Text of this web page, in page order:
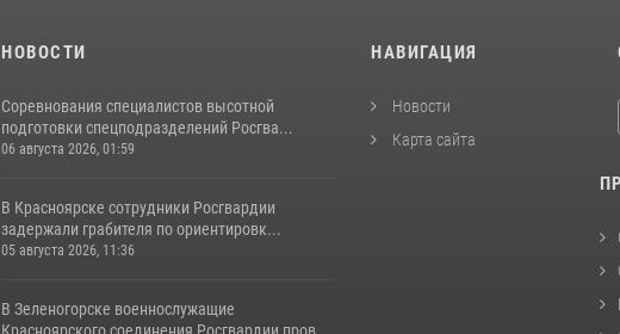
НОВОСТИ
Соревнования специалистов высотной
подготовки спецподразделений Росгва...
06 августа 2026, 01:59
В Красноярске сотрудники Росгвардии
задержали грабителя по ориентировк...
05 августа 2026, 11:36
В Зеленогорске военнослужащие
НАВИГАЦИЯ
Новости
Карта сайта